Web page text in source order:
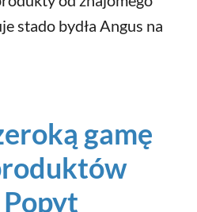
stado bydła Angus na
gamę